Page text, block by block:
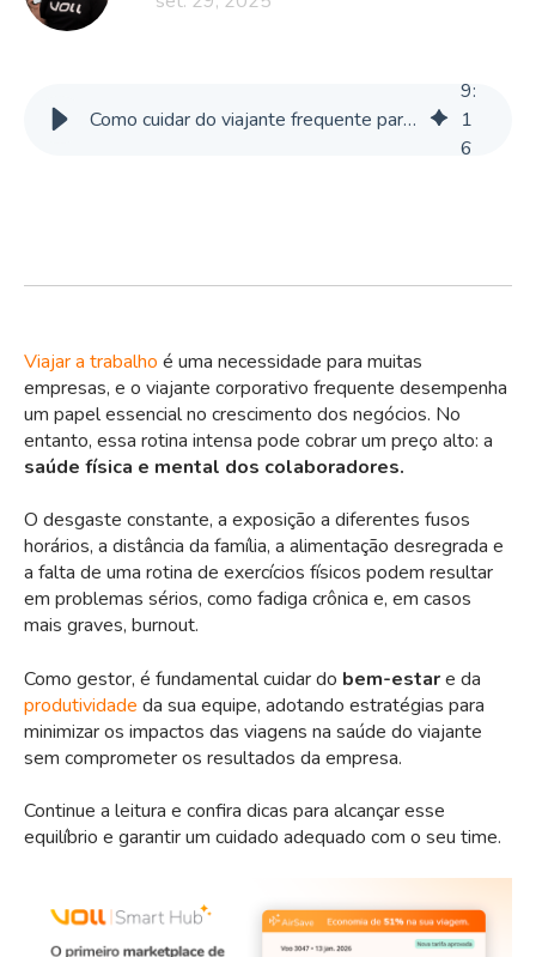
Como cuidar do viajante frequente para evitar cansaço excessivo e burnout
9:
1
6
Viajar a trabalho é uma necessidade para muitas
empresas, e o viajante corporativo frequente desempenha
um papel essencial no crescimento dos negócios. No
entanto, essa rotina intensa pode cobrar um preço alto: a
saúde física e mental dos colaboradores.
O desgaste constante, a exposição a diferentes fusos
horários, a distância da família, a alimentação desregrada e
a falta de uma rotina de exercícios físicos podem resultar
em problemas sérios, como fadiga crônica e, em casos
mais graves, burnout.
Como gestor, é fundamental cuidar do bem-estare da
produtividade da sua equipe, adotando estratégias para
minimizar os impactos das viagens na saúde do viajante
sem comprometer os resultados da empresa.
Continue a leitura e confira dicas para alcançar esse
equilíbrio e garantir um cuidado adequado com o seu time.